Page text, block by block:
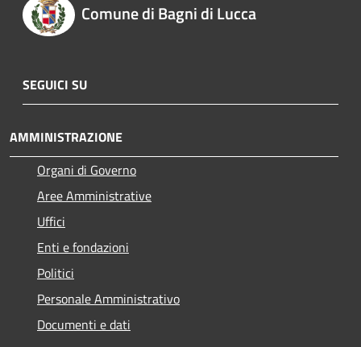
Comune di Bagni di Lucca
SEGUICI SU
AMMINISTRAZIONE
Organi di Governo
Aree Amministrative
Uffici
Enti e fondazioni
Politici
Personale Amministrativo
Documenti e dati